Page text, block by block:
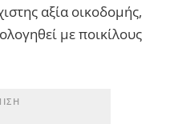
αξία οικοδομής,
με ποικίλους